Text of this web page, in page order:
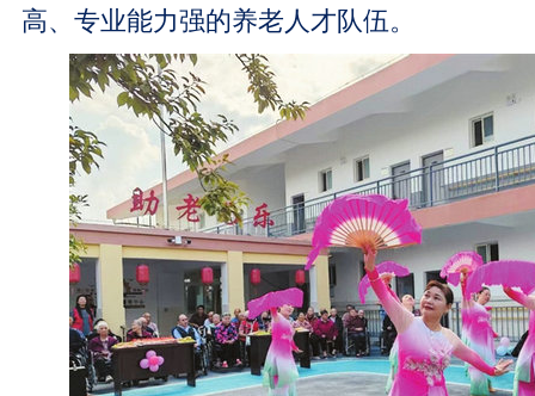
高、专业能力强的养老人才队伍。